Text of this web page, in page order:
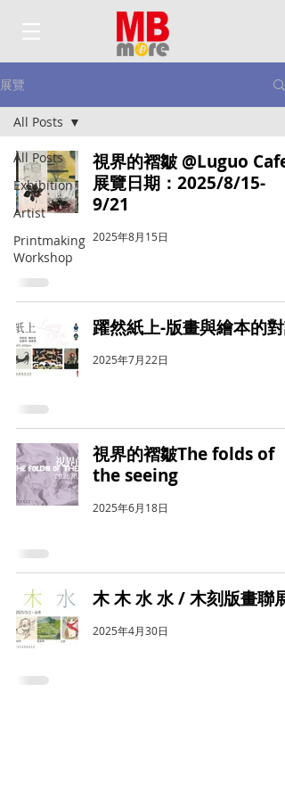
展覽
All Posts
Exhibition
Artist
Printmaking
Workshop
All Posts
視界的褶皺 @Luguo Cafe
展覽日期：2025/8/15-
9/21
2025年8月15日
躍然紙上-版畫與繪本的對
2025年7月22日
視界的褶皺The folds of
the seeing
2025年6月18日
木 木 水 水 / 木刻版畫聯展
2025年4月30日